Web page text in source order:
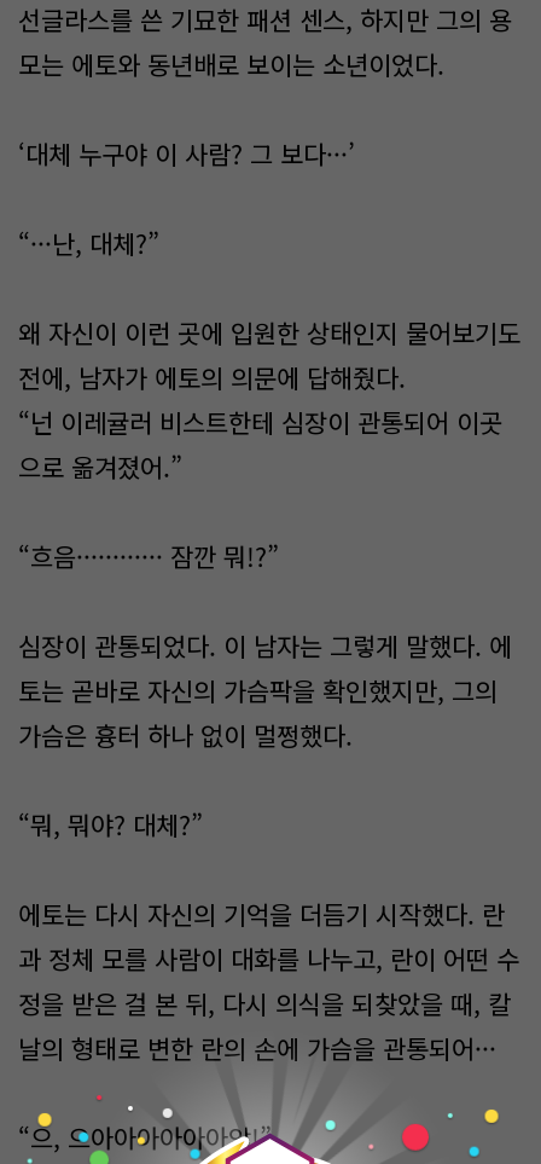
선글라스를 쓴 기묘한 패션 센스, 하지만 그의 용
모는 에토와 동년배로 보이는 소년이었다.
‘대체 누구야 이 사람? 그 보다···’
“···난, 대체?”
왜 자신이 이런 곳에 입원한 상태인지 물어보기도
전에, 남자가 에토의 의문에 답해줬다.
“넌 이레귤러 비스트한테 심장이 관통되어 이곳
으로 옮겨졌어.”
“흐음············ 잠깐 뭐!?”
심장이 관통되었다. 이 남자는 그렇게 말했다. 에
토는 곧바로 자신의 가슴팍을 확인했지만, 그의
가슴은 흉터 하나 없이 멀쩡했다.
“뭐, 뭐야? 대체?”
에토는 다시 자신의 기억을 더듬기 시작했다. 란
과 정체 모를 사람이 대화를 나누고, 란이 어떤 수
정을 받은 걸 본 뒤, 다시 의식을 되찾았을 때, 칼
날의 형태로 변한 란의 손에 가슴을 관통되어···
“으, 으아아아아아아악!”0